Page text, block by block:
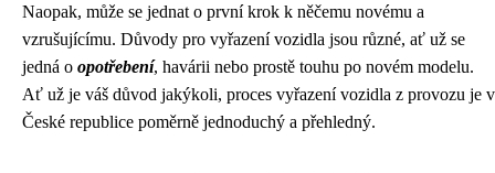
Naopak, může se jednat o první krok k něčemu novému a
vzrušujícímu. Důvody pro vyřazení vozidla jsou různé, ať už se
jedná o opotřebení, havárii nebo prostě touhu po novém modelu.
Ať už je váš důvod jakýkoli, proces vyřazení vozidla z provozu je v
České republice poměrně jednoduchý a přehledný.